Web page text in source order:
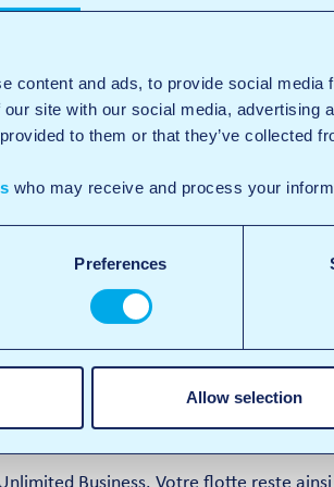
content and ads, to provide social
site with our social media, advertising
to them or that they’ve collected
who may receive and process your
Preferences
Allow selection
qui vous convient et profitez
la différence.
: plus
pouvez partager les avantages avec
plaques d’immatriculation,
de la même qualité et du lavage illimité
de 14 jours.